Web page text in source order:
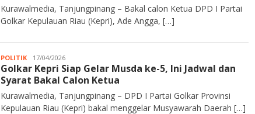
Kurawalmedia, Tanjungpinang – Bakal calon Ketua DPD I Partai
Golkar Kepulauan Riau (Kepri), Ade Angga, […]
POLITIK Kurawalmedia
17/04/2026
Golkar Kepri Siap Gelar Musda ke-5, Ini Jadwal dan
Syarat Bakal Calon Ketua
Kurawalmedia, Tanjungpinang – DPD I Partai Golkar Provinsi
Kepulauan Riau (Kepri) bakal menggelar Musyawarah Daerah […]